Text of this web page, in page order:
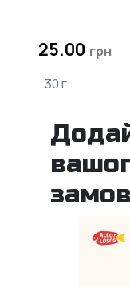
25.00
30 г